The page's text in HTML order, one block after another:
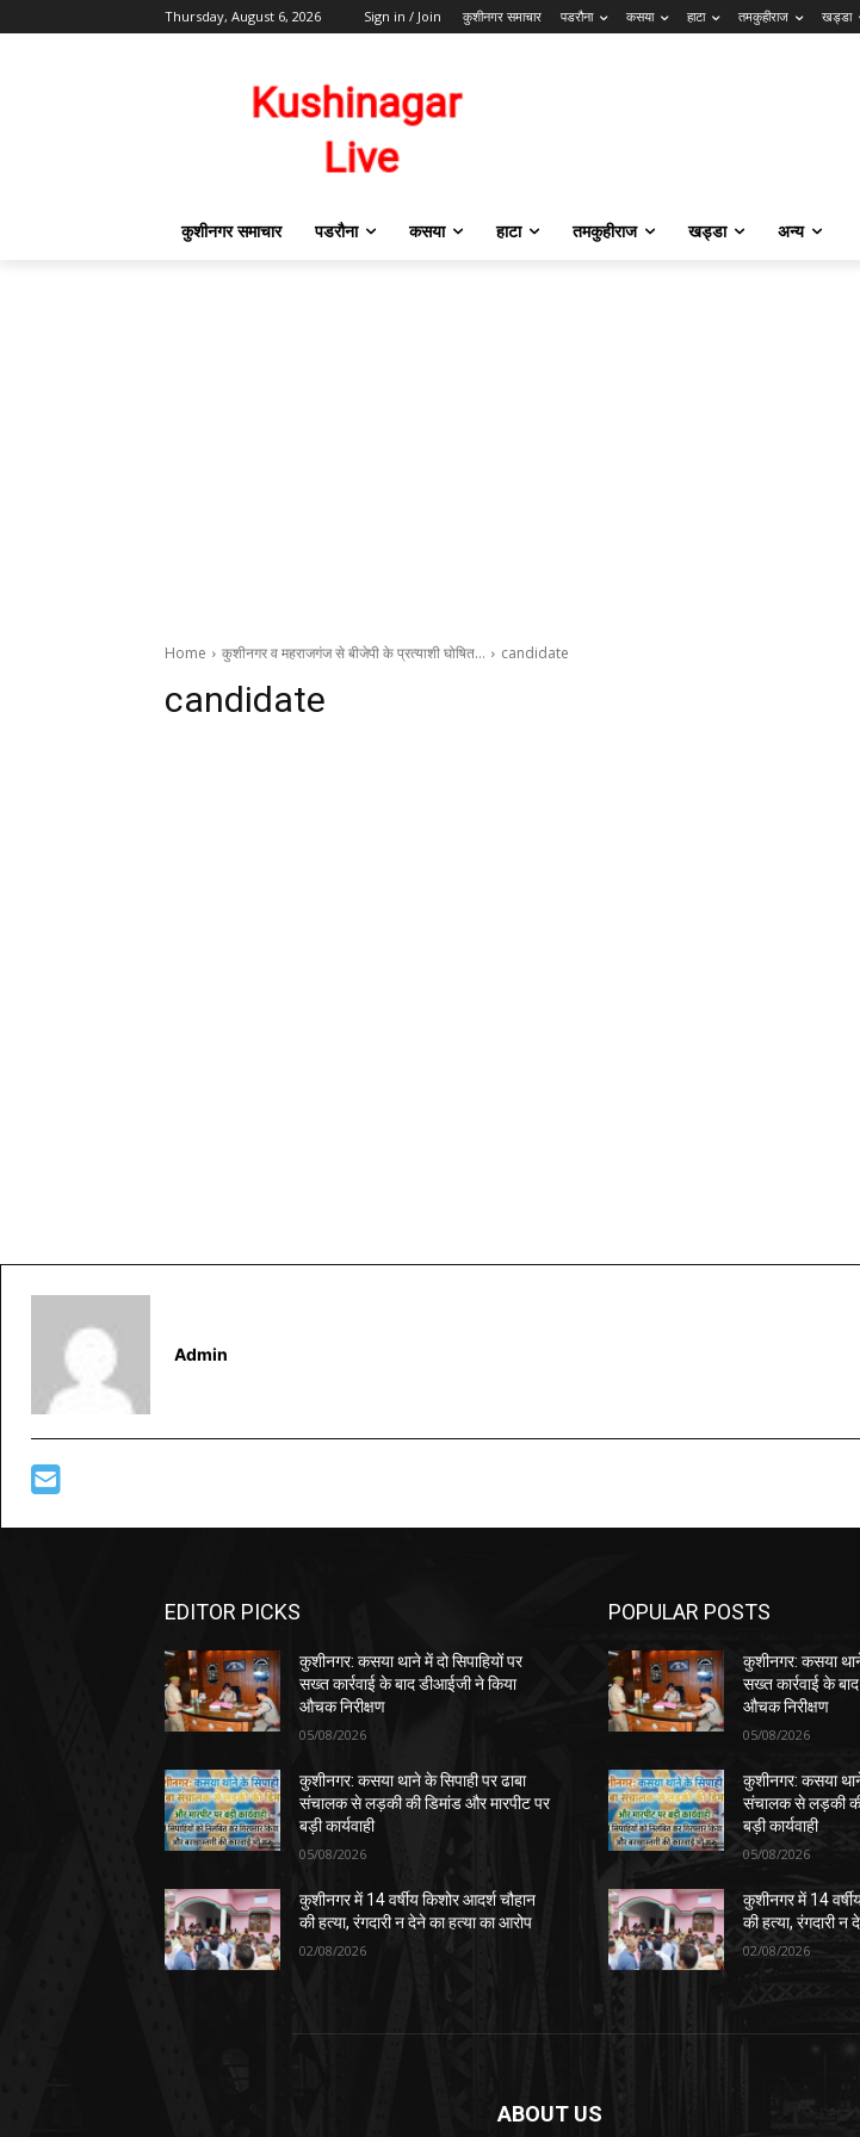
Thursday, August 6, 2026 Sign in / Join कुशीनगर समाचार पडरौना कसया हाटा तमकुहीराज खड्डा
कुशीनगर समाचार पडरौना कसया हाटा तमकुहीराज खड्डा अन्य
Home कुशीनगर व महराजगंज से बीजेपी के प्रत्याशी घोषित… candidate
candidate
Admin
EDITOR PICKS
कुशीनगर: कसया थाने में दो सिपाहियों पर
सख्त कार्रवाई के बाद डीआईजी ने किया
औचक निरीक्षण
05/08/2026
कुशीनगर: कसया थाने के सिपाही पर ढाबा
संचालक से लड़की की डिमांड और मारपीट पर
बड़ी कार्यवाही
05/08/2026
कुशीनगर में 14 वर्षीय किशोर आदर्श चौहान
की हत्या, रंगदारी न देने का हत्या का आरोप
02/08/2026
POPULAR POSTS
कुशीनगर: कसया थाने
सख्त कार्रवाई के
औचक निरीक्षण
05/08/2026
कुशीनगर: कसया
संचालक से लड़की की
बड़ी कार्यवाही
05/08/2026
कुशीनगर में 14
की हत्या, रंगदारी न
02/08/2026
ABOUT US